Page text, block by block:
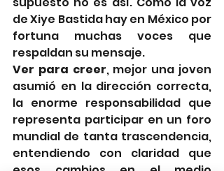
de Xiye Bastida hay en México por
fortuna muchas voces que
respaldan su mensaje.
Ver para creer, mejor una joven
asumió en la dirección correcta,
la enorme responsabilidad que
representa participar en un foro
mundial de tanta trascendencia,
entendiendo con claridad que